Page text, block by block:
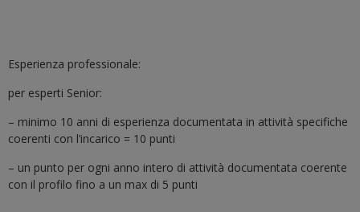
Esperienza professionale:
per esperti Senior:
– minimo 10 anni di esperienza documentata in attività specifiche
coerenti con l’incarico = 10 punti
– un punto per ogni anno intero di attività documentata coerente
con il profilo fino a un max di 5 punti